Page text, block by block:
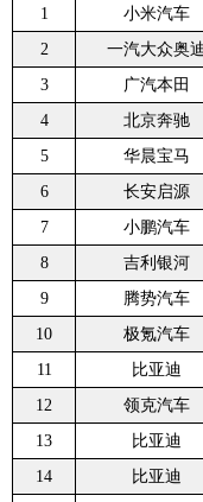
1
小米汽车
2
一汽大众奥
3
广汽本田
4
北京奔驰
5
华晨宝马
6
长安启源
7
小鹏汽车
8
吉利银河
9
腾势汽车
10
极氪汽车
11
比亚迪
12
领克汽车
13
比亚迪
14
比亚迪